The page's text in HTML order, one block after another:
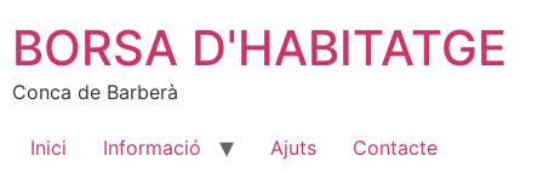
BORSA D'HABITATGE
Conca de Barberà
Inici Informació Ajuts Contacte